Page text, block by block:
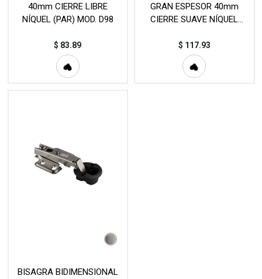
40mm CIERRE LIBRE
NÍQUEL (PAR) MOD. D98
$ 83.89
GRAN ESPESOR 40mm
CIERRE SUAVE NÍQUEL
$ 117.93
BISAGRA BIDIMENSIONAL